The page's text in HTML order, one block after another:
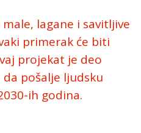
lagane i savitljive
primerak će biti
projekat je deo
da pošalje ljudsku
ih godina.